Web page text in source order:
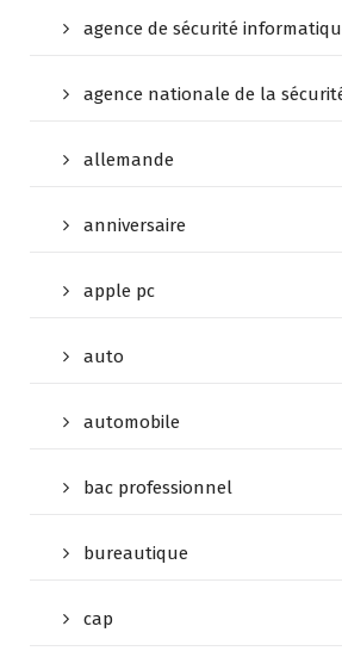
agence de sécurité
agence nationale de la
allemande
anniversaire
apple pc
auto
automobile
bac professionnel
bureautique
cap